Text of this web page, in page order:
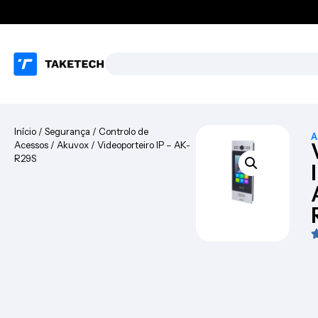
Início / Segurança / Controlo de
Acessos / Akuvox / Videoporteiro IP – AK-
R29S